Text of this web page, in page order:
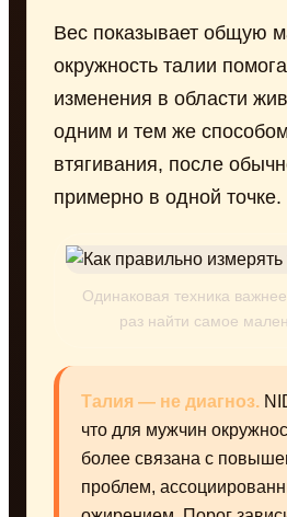
Вес показывает общую
окружность талии
изменения в области
одним и тем же
втягивания, после
примерно в одной точке.
Одинаковая техника
раз найти самое
Талия — не диагноз.
что для мужчин
более связана с
проблем,